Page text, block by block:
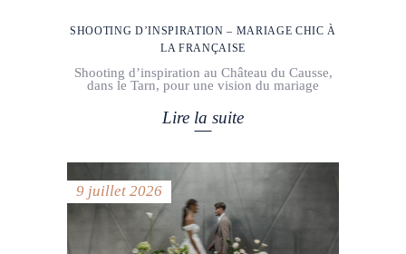
SHOOTING D’INSPIRATION – MARIAGE CHIC À
LA FRANÇAISE
Shooting d’inspiration au Château du Causse,
dans le Tarn, pour une vision du mariage
Lire la suite
9 juillet 2026